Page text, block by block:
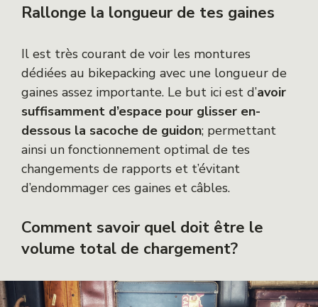
Rallonge la longueur de tes gaines
Il est très courant de voir les montures
dédiées au bikepacking avec une longueur de
gaines assez importante. Le but ici est d’avoir
suffisamment d’espace pour glisser en-
dessous la sacoche de guidon; permettant
ainsi un fonctionnement optimal de tes
changements de rapports et t’évitant
d’endommager ces gaines et câbles.
Comment savoir quel doit être le
volume total de chargement?